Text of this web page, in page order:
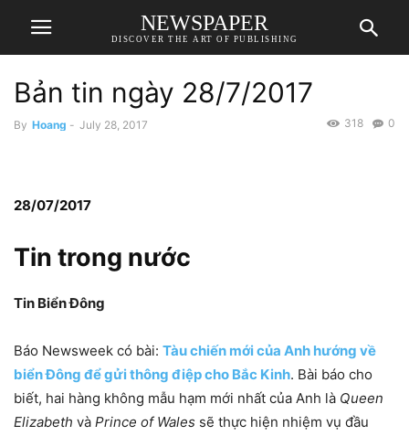
NEWSPAPER
DISCOVER THE ART OF PUBLISHING
Bản tin ngày 28/7/2017
By Hoang - July 28, 2017 0
318
28/07/2017
Tin trong nước
Tin Biển Đông
Báo Newsweek có bài: Tàu chiến mới của Anh hướng về
biển Đông để gửi thông điệp cho Bắc Kinh. Bài báo cho
biết, hai hàng không mẫu hạm mới nhất của Anh là Queen
Elizabeth và Prince of Wales sẽ thực hiện nhiệm vụ đầu